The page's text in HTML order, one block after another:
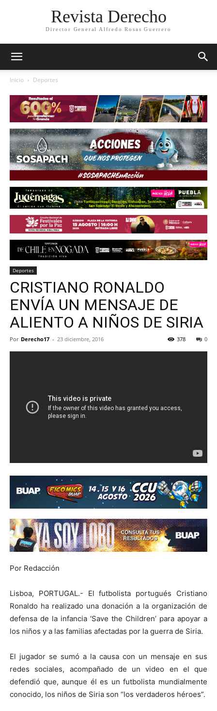
Revista Derecho
Director General Alfredo Rosas Guerrero
Inicio Deportes
Deportes
CRISTIANO RONALDO
ENVÍA UN MENSAJE DE
ALIENTO A NIÑOS DE SIRIA
Por Derecho17 - 23 diciembre, 2016 0
378
Por Redacción
Lisboa, PORTUGAL.- El futbolista portugués Cristiano
Ronaldo ha realizado una donación a la organización de
defensa de la infancia ‘Save the Children’ para apoyar a
los niños y a las familias afectadas por la guerra de Siria.
El jugador se sumó a la causa con un mensaje en sus
redes sociales, acompañado de un video en el que
defendió que, aunque él es un futbolista mundialmente
conocido, los niños de Siria son “los verdaderos héroes”.